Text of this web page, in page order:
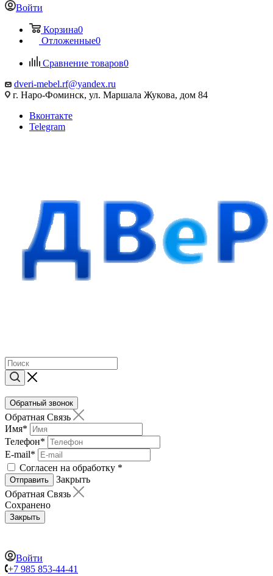
Войти
Корзина0
Отложенные0
Сравнение товаров0
dveri-mebel.rf@yandex.ru
г. Наро-Фоминск, ул. Маршала Жукова, дом 84
Вконтакте
Telegram
Обратный звонок
Обратная Связь
Имя*
Телефон*
E-mail*
Согласен на обработку *
Отправить
Закрыть
Обратная Связь
Сохранено
Закрыть
Войти
+7 985 853-44-41